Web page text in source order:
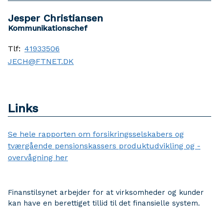
Jesper Christiansen
Kommunikationschef
Tlf: 41933506
JECH@FTNET.DK
Links
Se hele rapporten om forsikringsselskabers og
tværgående pensionskassers produktudvikling og -
overvågning her
Finanstilsynet arbejder for at virksomheder og kunder
kan have en berettiget tillid til det finansielle system.